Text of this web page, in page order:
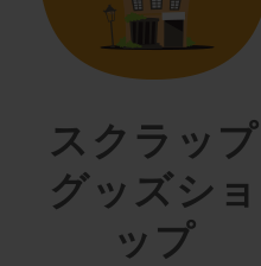
スクラップ
グッズショ
ップ